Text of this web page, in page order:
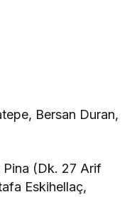
Bersan Duran,
Pina (Dk. 27 Arif
Eskihellaç,